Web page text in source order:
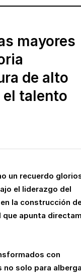
mayores
de alto
talento
un recuerdo
el liderazgo del
la construcción
que apunta
con
solo para